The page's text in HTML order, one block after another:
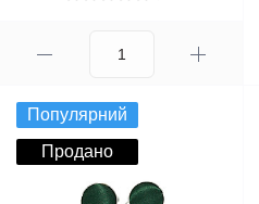
Популярний
Продано